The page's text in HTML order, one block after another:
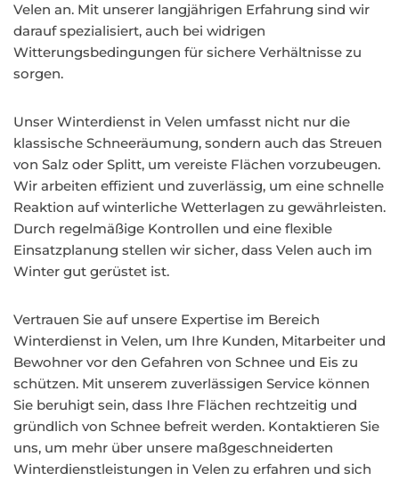
Velen an. Mit unserer langjährigen Erfahrung sind wir
darauf spezialisiert, auch bei widrigen
Witterungsbedingungen für sichere Verhältnisse zu
sorgen.
Unser Winterdienst in Velen umfasst nicht nur die
klassische Schneeräumung, sondern auch das Streuen
von Salz oder Splitt, um vereiste Flächen vorzubeugen.
Wir arbeiten effizient und zuverlässig, um eine schnelle
Reaktion auf winterliche Wetterlagen zu gewährleisten.
Durch regelmäßige Kontrollen und eine flexible
Einsatzplanung stellen wir sicher, dass Velen auch im
Winter gut gerüstet ist.
Vertrauen Sie auf unsere Expertise im Bereich
Winterdienst in Velen, um Ihre Kunden, Mitarbeiter und
Bewohner vor den Gefahren von Schnee und Eis zu
schützen. Mit unserem zuverlässigen Service können
Sie beruhigt sein, dass Ihre Flächen rechtzeitig und
gründlich von Schnee befreit werden. Kontaktieren Sie
uns, um mehr über unsere maßgeschneiderten
Winterdienstleistungen in Velen zu erfahren und sich